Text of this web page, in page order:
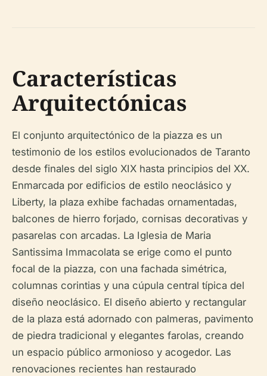
Características
Arquitectónicas
El conjunto arquitectónico de la piazza es un
testimonio de los estilos evolucionados de Taranto
desde finales del siglo XIX hasta principios del XX.
Enmarcada por edificios de estilo neoclásico y
Liberty, la plaza exhibe fachadas ornamentadas,
balcones de hierro forjado, cornisas decorativas y
pasarelas con arcadas. La Iglesia de Maria
Santissima Immacolata se erige como el punto
focal de la piazza, con una fachada simétrica,
columnas corintias y una cúpula central típica del
diseño neoclásico. El diseño abierto y rectangular
de la plaza está adornado con palmeras, pavimento
de piedra tradicional y elegantes farolas, creando
un espacio público armonioso y acogedor. Las
renovaciones recientes han restaurado